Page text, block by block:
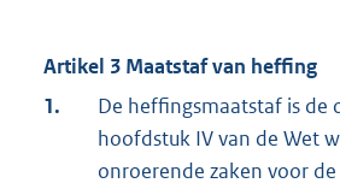
Artikel 3 Maatstaf van heffing
1.
De heffingsmaatstaf is de
hoofdstuk IV van de Wet
onroerende zaken voor